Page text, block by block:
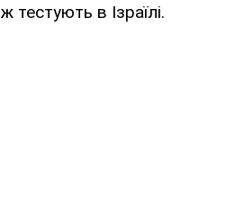
тестують в Ізраїлі.